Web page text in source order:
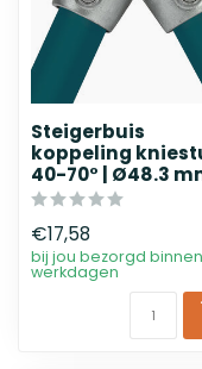
Steigerbuis
koppeling
40-70° | Ø48.3
€17,58
bij jou bezorgd
werkdagen